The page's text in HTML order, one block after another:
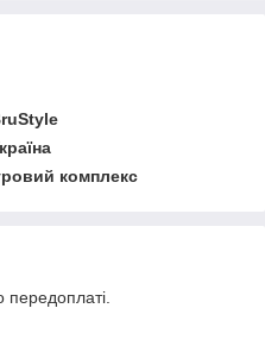
комплекс
передоплаті.